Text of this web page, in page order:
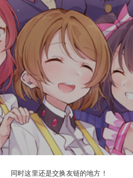
同时这里还是交换友链的地方！